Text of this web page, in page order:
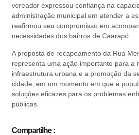
vereador expressou confiança na
administração municipal em atender a
reafirmou seu compromisso em
necessidades dos bairros de Caarapó.
A proposta de recapeamento da Rua
representa uma ação importante para a
infraestrutura urbana e a promoção da
cidade, em um momento em que a
soluções eficazes para os problemas
públicas.
Compartilhe :